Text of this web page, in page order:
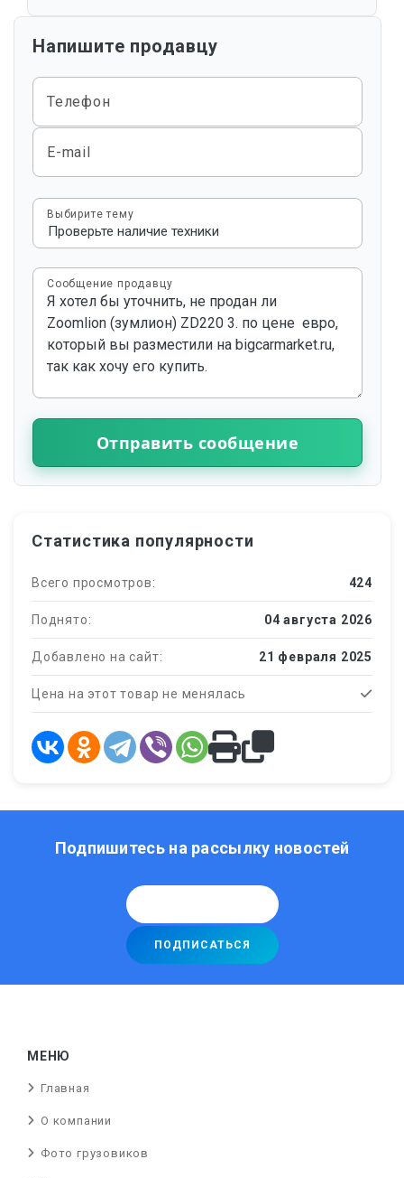
Напишите продавцу
Телефон
E-mail
Выбирите тему
Сообщение продавцу
Отправить сообщение
Статистика популярности
Всего просмотров: 424
Поднято: 04 августа 2026
Добавлено на сайт: 21 февраля 2025
Цена на этот товар не менялась
Подпишитесь на рассылку новостей
МЕНЮ
Главная
О компании
Фото грузовиков